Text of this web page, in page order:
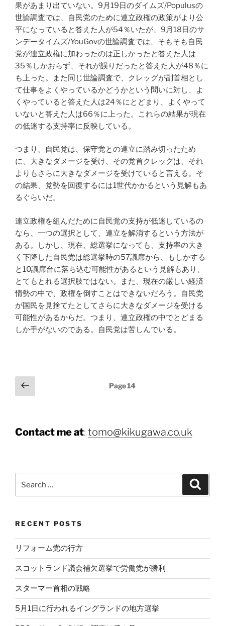
果があまり出ていない。9月19日のダイムズ/Populusの
世論調査では、自民党のために連立政権の政策がより公
平になっていると答えた人が54％いたが、9月18日のサ
ンデータイムズ/YouGovの世論調査では、そもそも自民
党が連立政権に加わったのは正しかったと答えた人は
35％しかおらず、それが誤りだったと答えた人が48％に
も上った。また同じ世論調査で、クレッグが副首相とし
て仕事をよくやっているかどうかという問いに対し、よ
くやっていると答えた人は24％にとどまり、よくやって
いないと答えた人は66％に上った。これらの結果が現在
の低迷する支持率に反映している。
つまり、自民党は、保守党との連立に踏み切ったため
に、大きなダメージを受け、その党首クレッグは、それ
よりもさらに大きなダメージを受けていると言える。そ
の結果、党勢を回復するには1世代かかるという見解もあ
るぐらいだ。
連立政権を組んだために自民党の支持が低迷しているの
なら、一つの選択として、連立を解消するという方法が
ある。しかし、現在、総選挙になっても、支持率の大き
く下降した自民党は総選挙時の57議席から、もしかする
と10議席台に落ち込む可能性があるという見解もあり、
とてもとれる選択肢ではない。また、現在の厳しい経済
情勢の中で、政権を倒すことはできないだろう。自民党
が国民を見捨てたとしてさらに大きなダメージを受ける
可能性があるからだ。つまり、連立政権の中でとどまる
しか手がないのである。自民党は苦しんでいる。
Posts
pagination
Previous
page
Page14
Contact me at: tomo@kikugawa.co.uk
for:
RECENT POSTS
リフォーム党の行方
スコットランド議会補欠選挙で労働党が勝利
スターマー首相の戦略
5月1日に行われるイングランドの地方選挙